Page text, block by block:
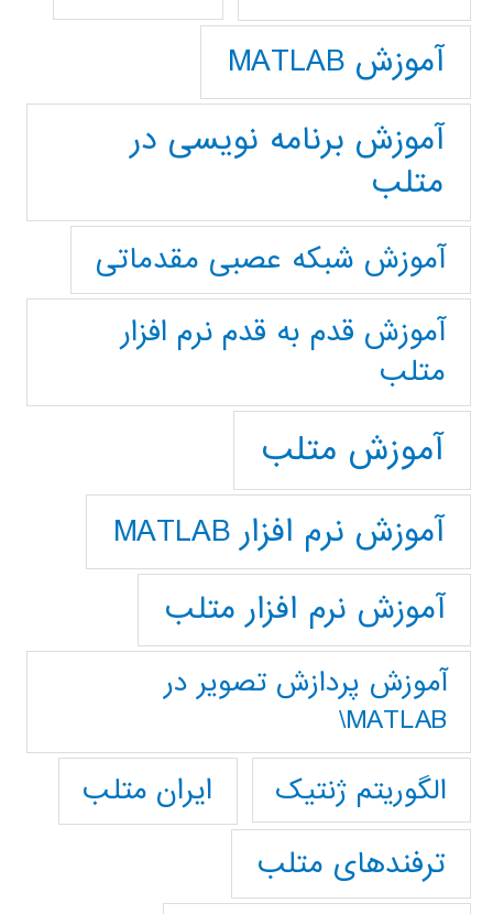
آموزش MATLAB
آموزش برنامه نویسی در
متلب
آموزش شبکه عصبی مقدماتی
آموزش قدم به قدم نرم افزار
متلب
آموزش متلب
آموزش نرم افزار MATLAB
آموزش نرم افزار متلب
آموزش پردازش تصوير در
MATLAB\
الگوریتم ژنتیک
ایران متلب
ترفندهای متلب